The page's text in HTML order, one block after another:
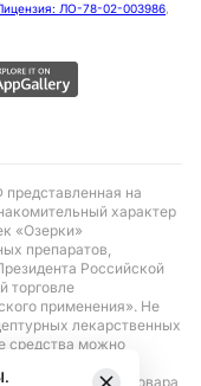
ЛО-78-02-003986,
на
характер
«Озерки»
препаратов,
Российской
торговле
применения». Не
лекарственных
средства можно
при
Бронирование товара